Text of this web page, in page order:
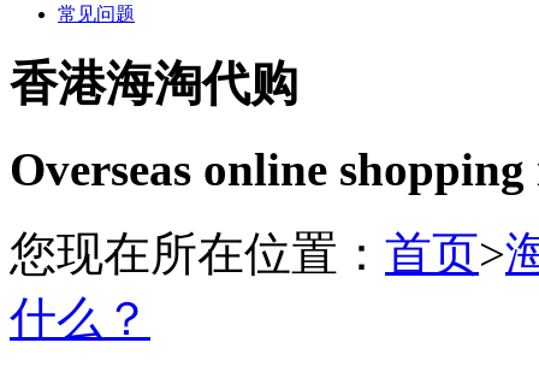
常见问题
香港海淘代购
Overseas online
您现在所在位置： 首页>
什么？